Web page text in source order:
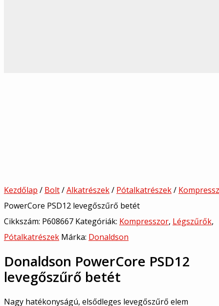
Kezdőlap / Bolt/Alkatrészek/ Pótalkatrészek/
PowerCore PSD12 levegőszűrő betét
Cikkszám: P608667 Kategóriák: Kompresszor, Légszűrők,
Pótalkatrészek Márka: Donaldson
Donaldson PowerCore PSD12
levegőszűrő betét
Nagy hatékonyságú, elsődleges levegőszűrő elem